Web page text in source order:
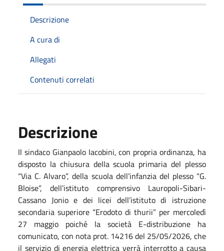
Descrizione
A cura di
Allegati
Contenuti correlati
Descrizione
Il sindaco Gianpaolo Iacobini, con propria ordinanza, ha
disposto la chiusura della scuola primaria del plesso
“Via C. Alvaro”, della scuola dell’infanzia del plesso “G.
Bloise”, dell’istituto comprensivo Lauropoli-Sibari-
Cassano Jonio e dei licei dell’istituto di istruzione
secondaria superiore “Erodoto di thurii” per mercoledì
27 maggio poiché la società E-distribuzione ha
comunicato, con nota prot. 14216 del 25/05/2026, che
il servizio di energia elettrica verrà interrotto a causa